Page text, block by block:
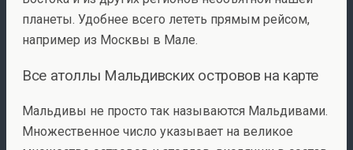
планеты. Удобнее всего лететь прямым рейсом,
например из Москвы в Мале.
Все атоллы Мальдивских островов на карте
Мальдивы не просто так называются Мальдивами.
Множественное число указывает на великое